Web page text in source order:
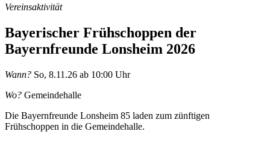
Vereinsaktivität
Bayerischer Frühschoppen der
Bayernfreunde Lonsheim 2026
Wann? So, 8.11.26 ab 10:00 Uhr
Wo? Gemeindehalle
Die Bayernfreunde Lonsheim 85 laden zum zünftigen
Frühschoppen in die Gemeindehalle.